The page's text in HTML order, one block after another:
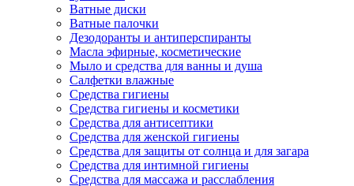
Ватные диски
Ватные палочки
Дезодоранты и антиперспиранты
Масла эфирные, косметические
Мыло и средства для ванны и душа
Салфетки влажные
Средства гигиены
Средства гигиены и косметики
Средства для антисептики
Средства для женской гигиены
Средства для защиты от солнца и для загара
Средства для интимной гигиены
Средства для массажа и расслабления